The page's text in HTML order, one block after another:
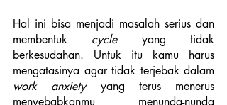
Hal ini bisa menjadi masalah serius dan
membentuk cycle yang tidak
berkesudahan. Untuk itu kamu harus
work anxiety yang terus menerus